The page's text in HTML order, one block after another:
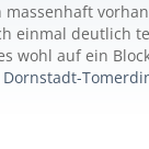
einmal deutlich
wohl auf ein
Dornstadt-